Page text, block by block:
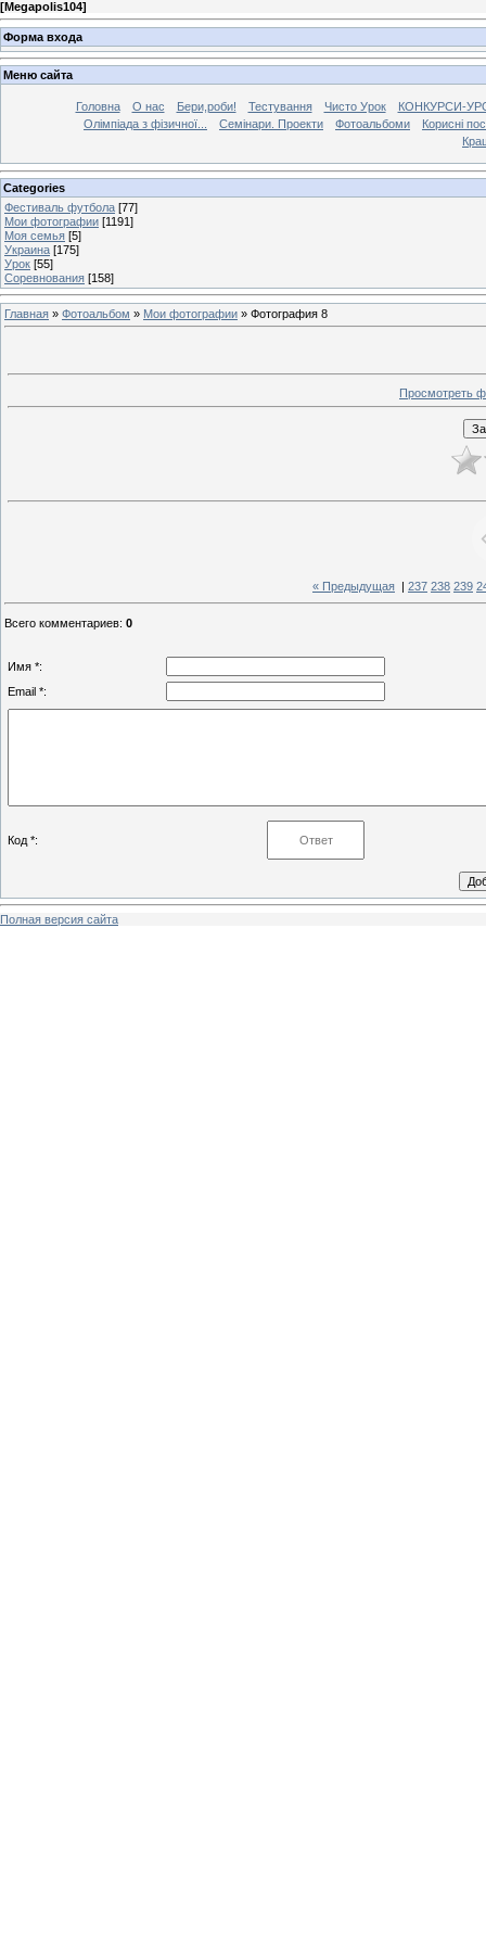
[Megapolis104]
Форма входа
Меню сайта
Головна О нас Бери,роби! Тестування Чисто Урок
КОНКУРСИ-
Олімпіада з фізичної...
Семінари. Проекти Фотоальбоми
Корисні
Categories
Фестиваль футбола [77]
Мои фотографии [1191]
Моя семья [5]
Украина [175]
Урок [55]
Соревнования [158]
Главная » Фотоальбом » Мои фотографии » Фотография 8
Просмотреть
« Предыдущая 237 238 239
Всего комментариев: 0
Имя *:
Email *:
Код *:
Полная версия сайта